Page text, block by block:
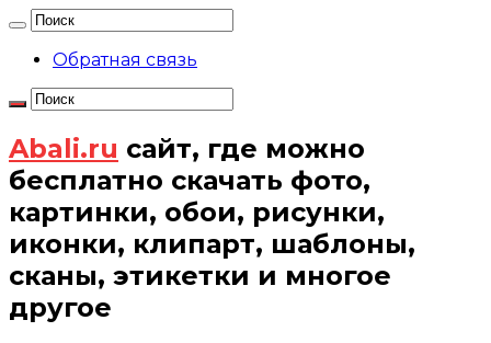
Обратная связь
Abali.ru сайт, где можно
бесплатно скачать фото,
картинки, обои, рисунки,
иконки, клипарт, шаблоны,
сканы, этикетки и многое
другое